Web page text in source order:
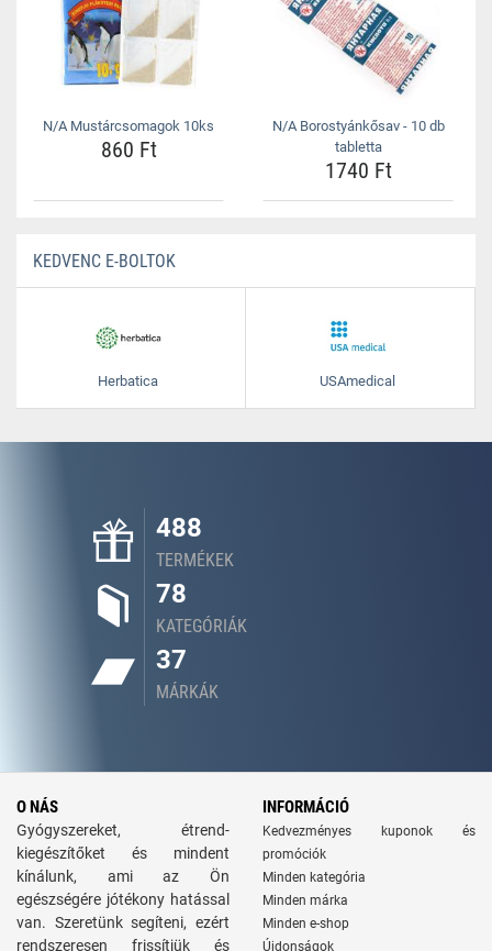
N/A Mustárcsomagok 10ks
860 Ft
N/A Borostyánkősav - 10 db
tabletta
1740 Ft
KEDVENC E-BOLTOK
Herbatica USAmedical
488
TERMÉKEK
78
KATEGÓRIÁK
37
MÁRKÁK
O NÁS
Gyógyszereket, étrend-
kiegészítőket és mindent
kínálunk, ami az Ön
egészségére jótékony hatással
van. Szeretünk segíteni, ezért
rendszeresen frissítjük és
INFORMÁCIÓ
Kedvezményes kuponok és
promóciók
Minden kategória
Minden márka
Minden e-shop
Újdonságok